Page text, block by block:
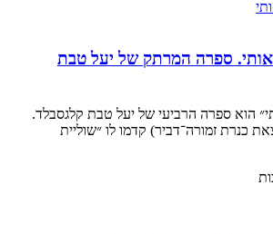
ספרה המרתק של יעל טבת
הוא ספרה הרביעי של יעל טבת קלגסבלד.
כנרת זמורה־דביר) קדמו לו ״שוליית